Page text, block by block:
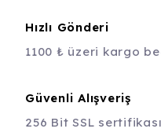
Hızlı Gönderi
1100 ₺ üzeri kargo
Güvenli Alışveriş
256 Bit SSL sertifikası